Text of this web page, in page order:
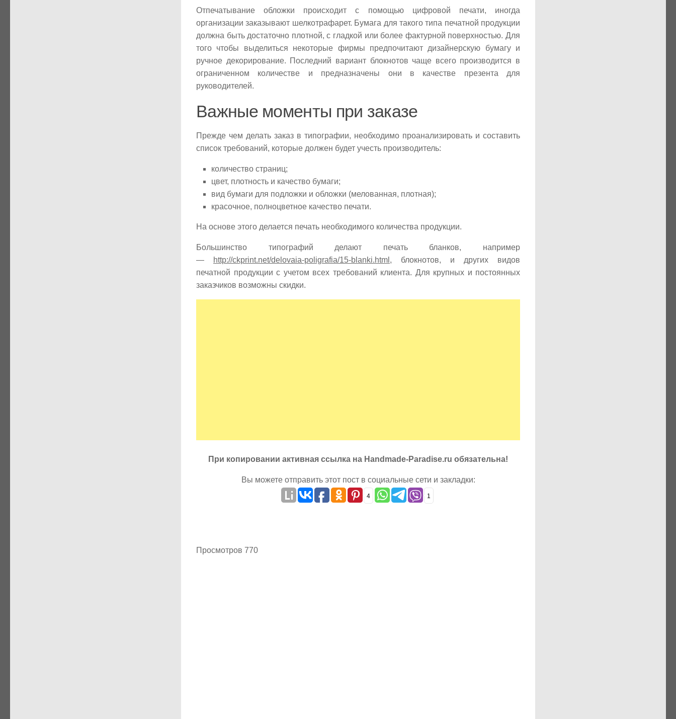
Отпечатывание обложки происходит с помощью цифровой печати, иногда
организации заказывают шелкотрафарет. Бумага для такого типа печатной продукции
должна быть достаточно плотной, с гладкой или более фактурной поверхностью. Для
того чтобы выделиться некоторые фирмы предпочитают дизайнерскую бумагу и
ручное декорирование. Последний вариант блокнотов чаще всего производится в
ограниченном количестве и предназначены они в качестве презента для
руководителей.
Важные моменты при заказе
Прежде чем делать заказ в типографии, необходимо проанализировать и составить
список требований, которые должен будет учесть производитель:
количество страниц;
цвет, плотность и качество бумаги;
вид бумаги для подложки и обложки (мелованная, плотная);
красочное, полноцветное качество печати.
На основе этого делается печать необходимого количества продукции.
Большинство типографий делают печать бланков, например
—
http://ckprint.net/delovaia-poligrafia/15-blanki.html , блокнотов, и других видов
печатной продукции с учетом всех требований клиента. Для крупных и постоянных
заказчиков возможны скидки.
При копировании активная ссылка на Handmade-Paradise.ru обязательна!
Вы можете отправить этот пост в социальные сети и закладки:
4 1
Просмотров 770